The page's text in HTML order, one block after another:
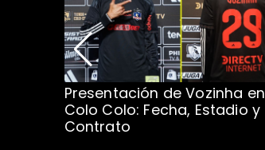
Presentación de Vozinha en
Colo Colo: Fecha, Estadio y
Contrato